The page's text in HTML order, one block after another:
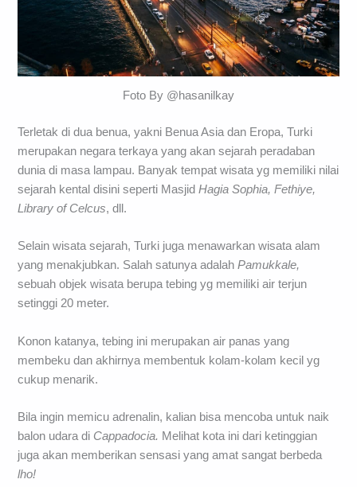
Foto By @hasanilkay
Terletak di dua benua, yakni Benua Asia dan Eropa, Turki
merupakan negara terkaya yang akan sejarah peradaban
dunia di masa lampau. Banyak tempat wisata yg memiliki nilai
sejarah kental disini seperti MasjidHagia Sophia, Fethiye,
Library of Celcus, dll.
Selain wisata sejarah, Turki juga menawarkan wisata alam
yang menakjubkan. Salah satunya adalahPamukkale,
sebuah objek wisata berupa tebing yg memiliki air terjun
setinggi 20 meter.
Konon katanya, tebing ini merupakan air panas yang
membeku dan akhirnya membentuk kolam-kolam kecil yg
cukup menarik.
Bila ingin memicu adrenalin, kalian bisa mencoba untuk naik
balon udara di Cappadocia. Melihat kota ini dari ketinggian
juga akan memberikan sensasi yang amat sangat berbeda
lho!